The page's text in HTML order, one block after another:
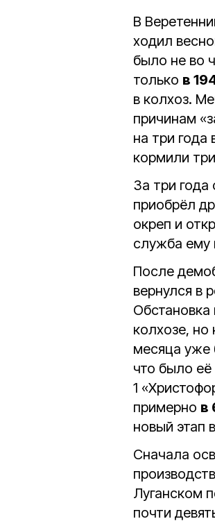
В
ходил
было не во
только в
в колхоз.
причинам
на три года
кормили
За три
приобрёл
окреп и
служба ему
После
вернулся в
колхозе,
месяца уже
что было
1
примерно в
новый этап
Сначала
Луганском
почти